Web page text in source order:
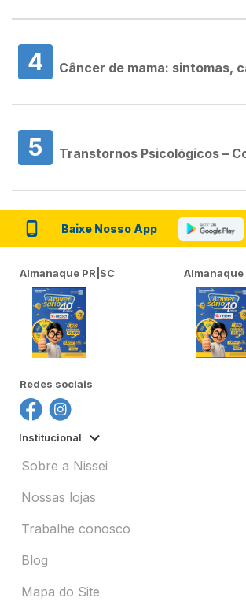
4 Câncer de mama: sintomas,
5 Transtornos Psicológicos –
Baixe Nosso App
Almanaque PR|SC Almanaque
Redes sociais
Institucional
Sobre a Nissei
Nossas lojas
Trabalhe conosco
Blog
Mapa do Site